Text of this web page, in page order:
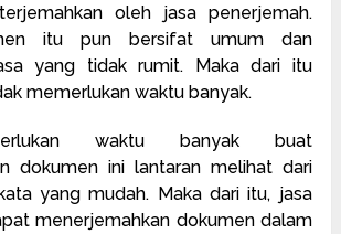
oleh jasa penerjemah.
itu pun bersifat umum dan
yang tidak rumit. Maka dari itu
memerlukan waktu banyak.
waktu banyak buat
dokumen ini lantaran melihat dari
yang mudah. Maka dari itu, jasa
menerjemahkan dokumen dalam